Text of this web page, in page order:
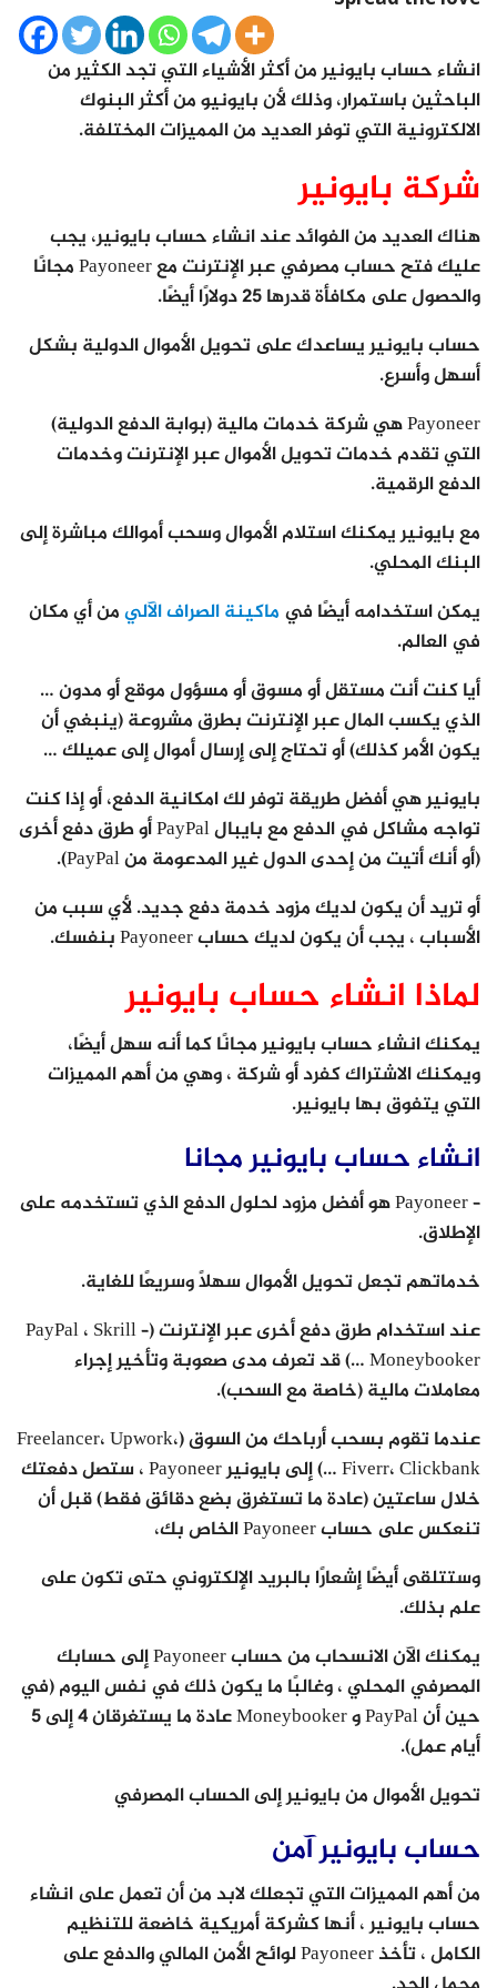
انشاء حساب بايونير من أكثر الأشياء التي تجد الكثير من
الباحثين باستمرار، وذلك لأن بايونيو من أكثر البنوك
الالكترونية التي توفر العديد من المميزات المختلفة.
شركة بايونير
هناك العديد من الفوائد عند انشاء حساب بايونير، يجب
عليك فتح حساب مصرفي عبر الإنترنت مع Payoneer مجانًا
والحصول على مكافأة قدرها 25 دولارًا أيضًا.
حساب بايونير يساعدك على تحويل الأموال الدولية بشكل
أسهل وأسرع.
Payoneer هي شركة خدمات مالية (بوابة الدفع الدولية)
التي تقدم خدمات تحويل الأموال عبر الإنترنت وخدمات
الدفع الرقمية.
مع بايونير يمكنك استلام الأموال وسحب أموالك مباشرة إلى
البنك المحلي.
يمكن استخدامه أيضًا في ماكينة الصراف الآليمن أي مكان
في العالم.
أيا كنت أنت مستقل أو مسوق أو مسؤول موقع أو مدون …
الذي يكسب المال عبر الإنترنت بطرق مشروعة (ينبغي أن
يكون الأمر كذلك) أو تحتاج إلى إرسال أموال إلى عميلك …
بايونير هي أفضل طريقة توفر لك امكانية الدفع، أو إذا كنت
تواجه مشاكل في الدفع مع بايبال PayPal أو طرق دفع أخرى
(أو أنك أتيت من إحدى الدول غير المدعومة من PayPal).
أو تريد أن يكون لديك مزود خدمة دفع جديد. لأي سبب من
الأسباب ، يجب أن يكون لديك حساب Payoneer بنفسك.
لماذا انشاء حساب بايونير
يمكنك انشاء حساب بايونير مجانًا كما أنه سهل أيضًا،
ويمكنك الاشتراك كفرد أو شركة ، وهي من أهم المميزات
التي يتفوق بها بايونير.
انشاء حساب بايونير مجانا
– Payoneer هو أفضل مزود لحلول الدفع الذي تستخدمه على
الإطلاق.
خدماتهم تجعل تحويل الأموال سهلاً وسريعًا للغاية.
عند استخدام طرق دفع أخرى عبر الإنترنت (PayPal ، Skrill –
Moneybooker …) قد تعرف مدى صعوبة وتأخير إجراء
معاملات مالية (خاصة مع السحب).
عندما تقوم بسحب أرباحك من السوق (Freelancer، Upwork،
Fiverr، Clickbank …) إلى بايونير Payoneer ، ستصل دفعتك
خلال ساعتين (عادة ما تستغرق بضع دقائق فقط) قبل أن
تنعكس على حساب Payoneer الخاص بك،
وستتلقى أيضًا إشعارًا بالبريد الإلكتروني حتى تكون على
علم بذلك.
يمكنك الآن الانسحاب من حساب Payoneer إلى حسابك
المصرفي المحلي ، وغالبًا ما يكون ذلك في نفس اليوم (في
حين أن PayPal و Moneybooker عادة ما يستغرقان 4 إلى 5
أيام عمل).
تحويل الأموال من بايونير إلى الحساب المصرفي
حساب بايونير آمن
من أهم المميزات التي تجعلك لابد من أن تعمل على انشاء
حساب بايونير ، أنها كشركة أمريكية خاضعة للتنظيم
الكامل ، تأخذ Payoneer لوائح الأمن المالي والدفع على